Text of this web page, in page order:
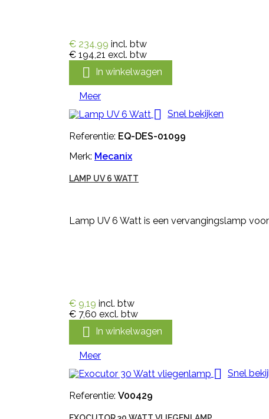
€ 234,99 incl. btw
€ 194,21 excl. btw
 In winkelwagen
Meer
 Snel bekijken
Referentie: EQ-DES-01099
Merk: Mecanix
LAMP UV 6 WATT
Lamp UV 6 Watt is een vervangingslamp
€ 9,19 incl. btw
€ 7,60 excl. btw
 In winkelwagen
Meer
 Snel
Referentie: V00429